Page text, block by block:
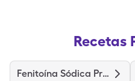
Recetas
Fenitoína Sódica Prolongada